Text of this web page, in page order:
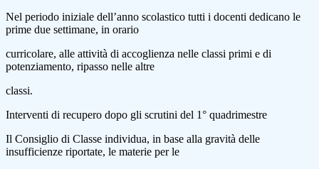
Nel periodo iniziale dell’anno scolastico tutti i docenti dedicano le
prime due settimane, in orario
curricolare, alle attività di accoglienza nelle classi primi e di
potenziamento, ripasso nelle altre
classi.
Interventi di recupero dopo gli scrutini del 1° quadrimestre
Il Consiglio di Classe individua, in base alla gravità delle
insufficienze riportate, le materie per le